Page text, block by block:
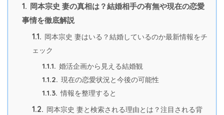
1. 岡本宗史 妻の真相は？結婚相手の有無や現在の恋愛
事情を徹底解説
1.1. 岡本宗史 妻はいる？結婚しているのか最新情報をチ
ェック
1.1.1. 婚活企画から見える結婚観
1.1.2. 現在の恋愛状況と今後の可能性
1.1.3. 情報を整理すると
1.2. 岡本宗史 妻と検索される理由とは？注目される背